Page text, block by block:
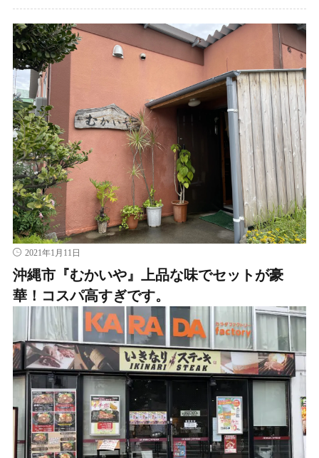
2021年1月11日
沖縄市『むかいや』上品な味でセットが豪
華！コスパ高すぎです。